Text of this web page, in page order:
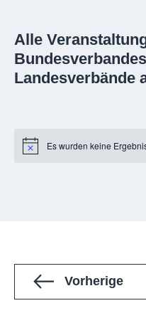
Alle
Landesverbände
Notice Es wurden keine
Vorherige